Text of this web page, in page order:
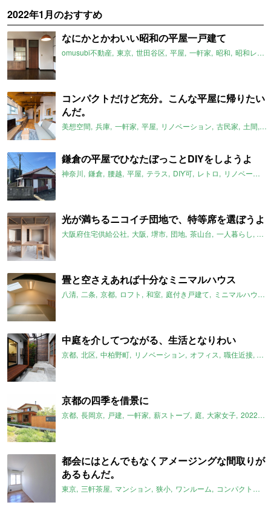
2022年1月のおすすめ
なにかとかわいい昭和の平屋一戸建て
omusubi不動産 東京 世田谷区 平屋 一軒家 昭和 昭和レトロ
コンパクトだけど充分。こんな平屋に帰りたい
んだ。
美想空間 兵庫 一軒家 平屋 リノベーション 古民家 土間
鎌倉の平屋でひなたぼっことDIYをしようよ
神奈川 鎌倉 腰越 平屋 テラス DIY可 レトロ リノベーション
光が満ちるニコイチ団地で、特等席を選ぼうよ
大阪府住宅供給公社 大阪 堺市 団地 茶山台 一人暮らし 二
畳と空さえあれば十分なミニマルハウス
八清 二条 京都 ロフト 和室 庭付き戸建て ミニマルハウス
中庭を介してつながる、生活となりわい
京都 北区 中柏野町 リノベーション オフィス 職住近接 工
京都の四季を借景に
京都 長岡京 戸建 一軒家 薪ストーブ 庭 大家女子 2022年1月のおすすめ
都会にはとんでもなくアメージングな間取りが
あるもんだ。
東京 三軒茶屋 マンション 狭小 ワンルーム コンパクトルーム